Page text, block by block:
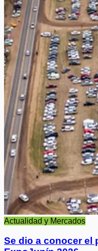
Actualidad y Mercados
Se dio a conocer el